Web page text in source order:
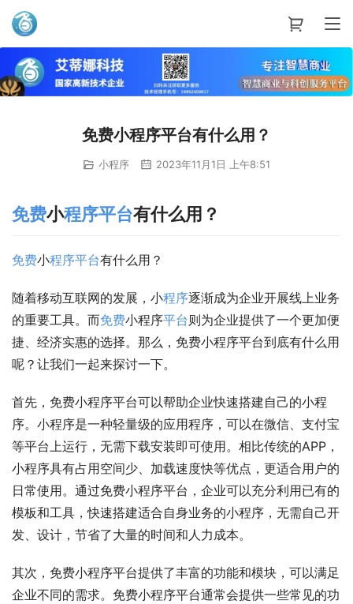
艾蒂娜科技
免费小程序平台有什么用？
小程序 2023年11月1日 上午8:51
免费小程序平台有什么用？
免费小程序平台有什么用？
随着移动互联网的发展，小程序逐渐成为企业开展线上业务
的重要工具。而免费小程序平台 则为企业提供了一个更加便
捷、经济实惠的选择。那么，免费小程序平台到底有什么用
呢？让我们一起来探讨一下。
首先，免费小程序平台可以帮助企业快速搭建自己的小程
序。小程序是一种轻量级的应用程序，可以在微信、支付宝
等平台上运行，无需下载安装即可使用。相比传统的APP，
小程序具有占用空间少、加载速度快等优点，更适合用户的
日常使用。通过免费小程序平台，企业可以充分利用已有的
模板和工具，快速搭建适合自身业务的小程序，无需自己开
发、设计，节省了大量的时间和人力成本。
其次，免费小程序平台提供了丰富的功能和模块，可以满足
企业不同的需求。免费小程序平台通常会提供一些常见的功